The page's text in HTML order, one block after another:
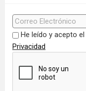
He leído y acepto el
Privacidad